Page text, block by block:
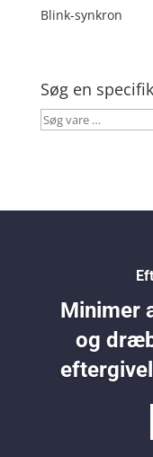
Blink-synkron
Søg en
Søg
Minimer
og